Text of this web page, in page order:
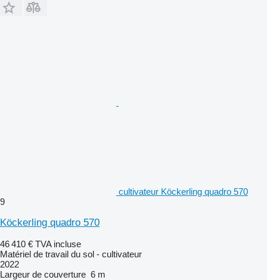
cultivateur Köckerling quadro 570
9
Köckerling quadro 570
46 410 € TVA incluse
Matériel de travail du sol - cultivateur
2022
Largeur de couverture 6 m